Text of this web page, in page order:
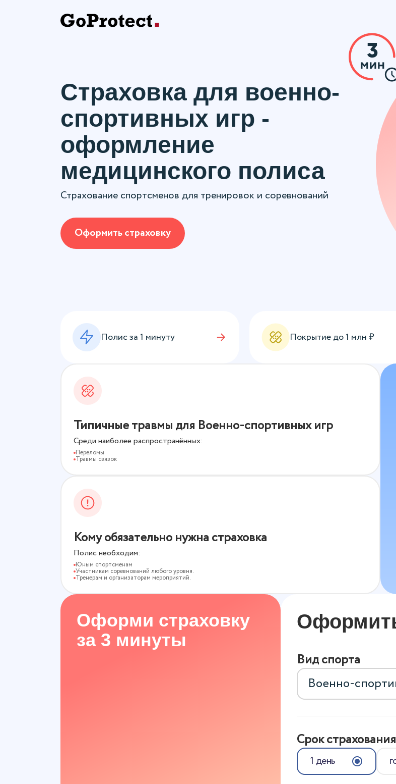
Страховка для военно-
спортивных игр -
оформление
медицинского полиса
Страхование спортсменов для тренировок и соревнований
Оформить страховку
Полис за 1 минуту Покрытие до1 млн ₽
Типичные травмы для Военно-спортивных игр
Среди наиболее распространённых:
Переломы
Травмы связок
Кому обязательно нужна страховка
Полис необходим:
Юным спортсменам
Участникам соревнований любого уровня.
Тренерам и организаторам мероприятий.
Оформи страховку
за 3 минуты
Вид спорта
Срок страхования
1 день